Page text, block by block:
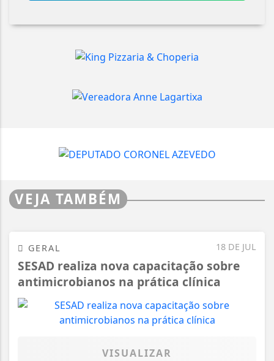
VEJA TAMBÉM
18 DE JUL
GERAL
SESAD realiza nova capacitação sobre
antimicrobianos na prática clínica
VISUALIZAR